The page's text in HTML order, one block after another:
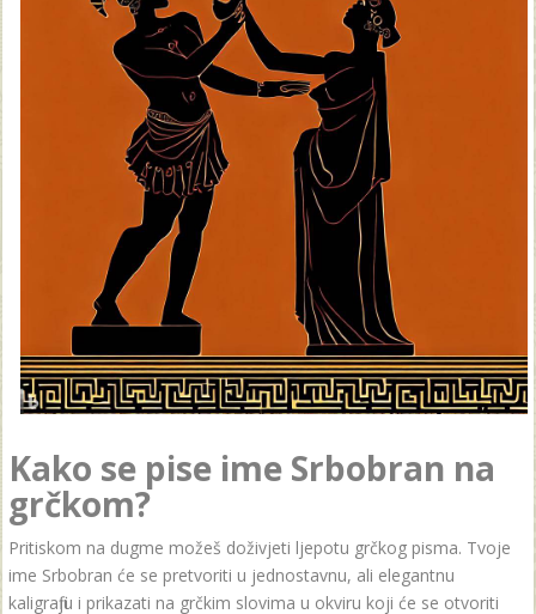
Kako se pise ime Srbobran na
grčkom?
Pritiskom na dugme možeš doživjeti ljepotu grčkog pisma. Tvoje
ime Srbobran će se pretvoriti u jednostavnu, ali elegantnu
kaligrafiju i prikazati na grčkim slovima u okviru koji će se otvoriti